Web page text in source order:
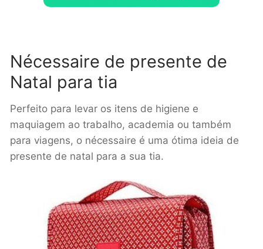
Nécessaire de presente de
Natal para tia
Perfeito para levar os itens de higiene e
maquiagem ao trabalho, academia ou também
para viagens, o nécessaire é uma ótima ideia de
presente de natal para a sua tia.